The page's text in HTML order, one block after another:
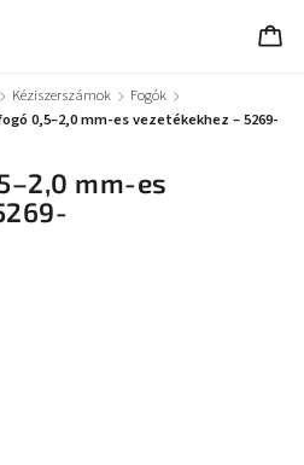
/ Kéziszerszámok / Fogók /
0,5–2,0 mm-es vezetékekhez – 5269-
mm-es